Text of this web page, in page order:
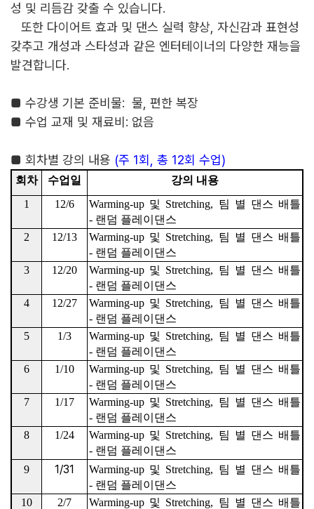
성 및 리듬감 갖출 수 있습니다.
또한 다이어트 효과 및 댄스 실력 향상 자신감과 표현성
갖추고 개성과 스타성과 같은 엔터테이너의 다양한 재능을
발견합니다.
■ 수강생 기본 준비물: 물 편한 복장
■ 수업 교재 및 재료비 : 없음
■ 회차별 강의 내용 (주 1회 총 12회 수업)
회차 수업일
강의 내용
1
12/6 Warming-up 및 Stretching, 팀 별 댄스 배틀
- 랜덤 플레이댄스
2
12/13 Warming-up 및 Stretching, 팀 별 댄스 배틀
- 랜덤 플레이댄스
3
12/20 Warming-up 및 Stretching, 팀 별 댄스 배틀
- 랜덤 플레이댄스
4
12/27 Warming-up 및 Stretching, 팀 별 댄스 배틀
- 랜덤 플레이댄스
5
1/3 Warming-up 및 Stretching, 팀 별 댄스 배틀
- 랜덤 플레이댄스
6
1/10 Warming-up 및 Stretching, 팀 별 댄스 배틀
- 랜덤 플레이댄스
7
1/17 Warming-up 및 Stretching, 팀 별 댄스 배틀
- 랜덤 플레이댄스
8
1/24 Warming-up 및 Stretching, 팀 별 댄스 배틀
- 랜덤 플레이댄스
9
1/31 Warming-up 및 Stretching, 팀 별 댄스 배틀
- 랜덤 플레이댄스
10
2/7 Warming-up 및 Stretching, 팀 별 댄스 배틀